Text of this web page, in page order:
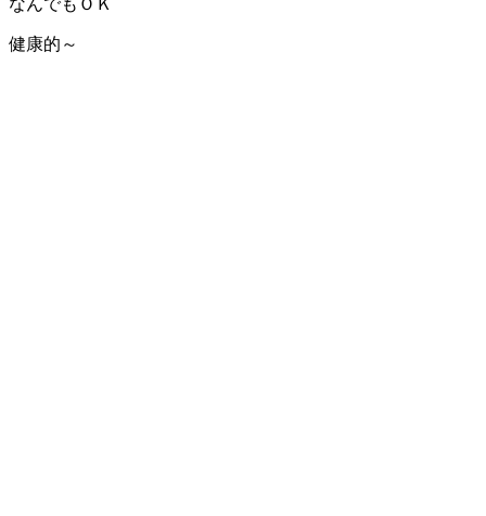
なんでもＯＫ
健康的～